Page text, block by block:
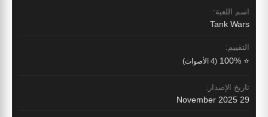
اسم اللعبة:
Tank Wars
التقييم:
⭐ 100% (4 الأصوات)
تاريخ الإصدار:
29 November 2025